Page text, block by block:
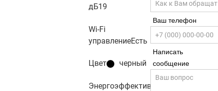
Ваш телефон
Написать
сообщение
дБ19
Wi-Fi
управлениеЕсть
Цвет черный
Энергоэффективность